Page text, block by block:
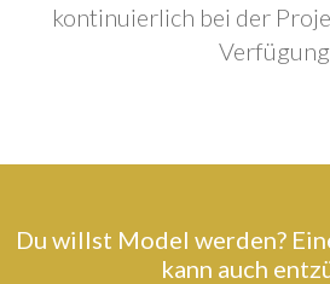
kontinuierlich bei der
Du willst Model werden?
kann auch